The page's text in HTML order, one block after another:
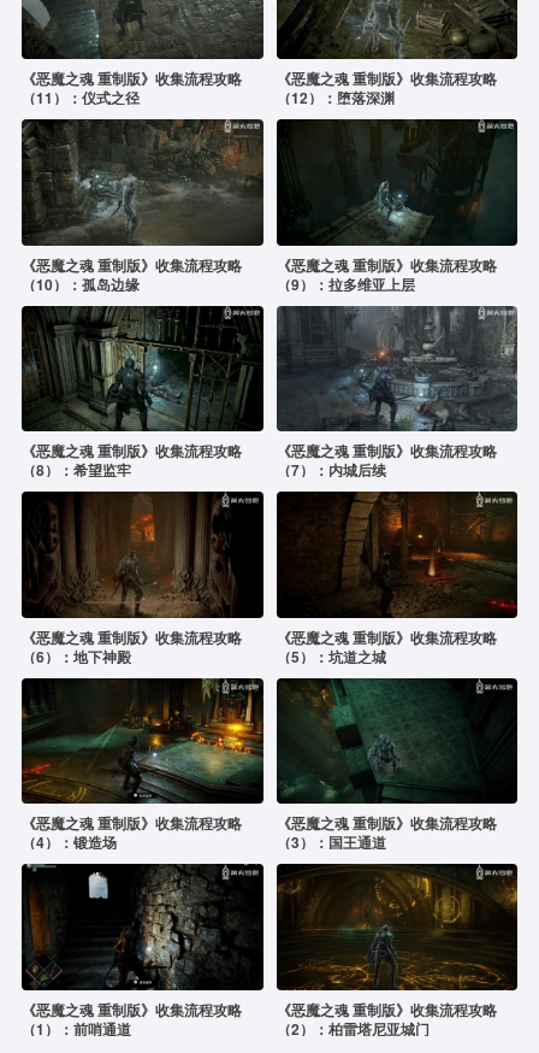
《恶魔之魂 重制版》收集流程攻略
（11）：仪式之径
《恶魔之魂 重制版》收集流程攻略
（12）：堕落深渊
《恶魔之魂 重制版》收集流程攻略
（10）：孤岛边缘
《恶魔之魂 重制版》收集流程攻略
（9）：拉多维亚上层
《恶魔之魂 重制版》收集流程攻略
（8）：希望监牢
《恶魔之魂 重制版》收集流程攻略
（7）：内城后续
《恶魔之魂 重制版》收集流程攻略
（6）：地下神殿
《恶魔之魂 重制版》收集流程攻略
（5）：坑道之城
《恶魔之魂 重制版》收集流程攻略
（4）：锻造场
《恶魔之魂 重制版》收集流程攻略
（3）：国王通道
《恶魔之魂 重制版》收集流程攻略
（1）：前哨通道
《恶魔之魂 重制版》收集流程攻略
（2）：柏雷塔尼亚城门